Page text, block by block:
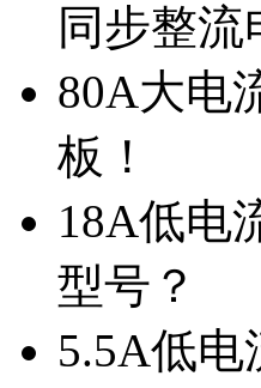
同步整流
80A大电
板！
18A低电
型号？
5.5A低电